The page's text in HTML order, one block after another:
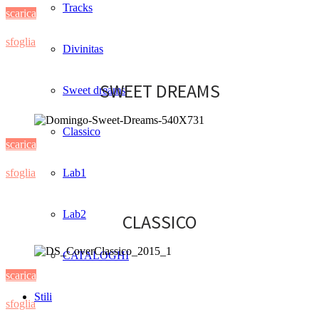
Tracks
Divinitas
Sweet dreams
Classico
Lab1
Lab2
CATALOGHI
Stili
scarica
sfoglia
SWEET DREAMS
scarica
sfoglia
CLASSICO
scarica
sfoglia